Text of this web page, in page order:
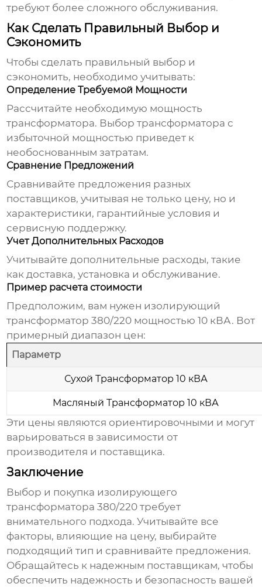
требуют более сложного обслуживания.
Как Сделать Правильный Выбор и
Сэкономить
Чтобы сделать правильный выбор и
сэкономить, необходимо учитывать:
Определение Требуемой Мощности
Рассчитайте необходимую мощность
трансформатора. Выбор трансформатора с
избыточной мощностью приведет к
необоснованным затратам.
Сравнение Предложений
Сравнивайте предложения разных
поставщиков, учитывая не только цену, но и
характеристики, гарантийные условия и
сервисную поддержку.
Учет Дополнительных Расходов
Учитывайте дополнительные расходы, такие
как доставка, установка и обслуживание.
Пример расчета стоимости
Предположим, вам нужен изолирующий
трансформатор 380/220 мощностью 10 кВА. Вот
примерный диапазон цен:
Параметр
Сухой Трансформатор 10 кВА
Масляный Трансформатор 10 кВА
Эти цены являются ориентировочными и могут
варьироваться в зависимости от
производителя и поставщика.
Заключение
Выбор и покупка изолирующего
трансформатора 380/220 требует
внимательного подхода. Учитывайте все
факторы, влияющие на цену, выбирайте
подходящий тип и сравнивайте предложения.
Обращайтесь к надежным поставщикам, чтобы
обеспечить надежность и безопасность вашей